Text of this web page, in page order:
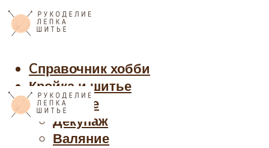
Cправочник хобби
Кройка и шитье
Рукоделие
Декупаж
Валяние